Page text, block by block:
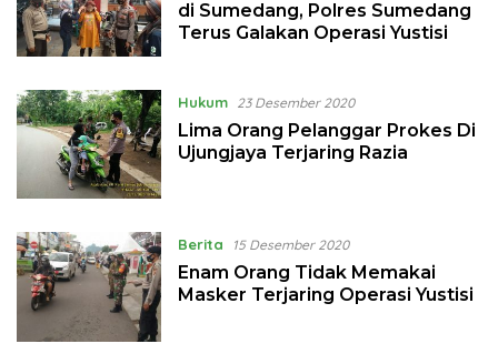
di Sumedang, Polres Sumedang
Terus Galakan Operasi Yustisi
Hukum 23 Desember 2020
Lima Orang Pelanggar Prokes Di
Ujungjaya Terjaring Razia
Berita 15 Desember 2020
Enam Orang Tidak Memakai
Masker Terjaring Operasi Yustisi